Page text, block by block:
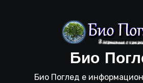
Био
Био Поглед е